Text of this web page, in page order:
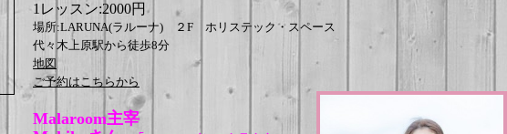
1レッスン:2000円
場所:LARUNA(ラルーナ) ２F ホリステック・スペース
代々木上原駅から徒歩8分
地図
ご予約はこちらから
Malaroom主宰